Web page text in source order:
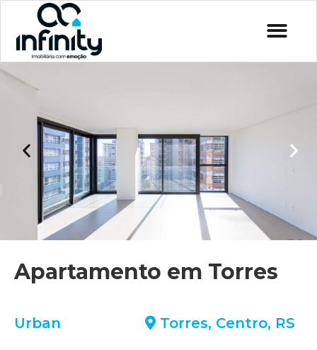
Apartamento em Torres
Urban Torres, Centro, RS